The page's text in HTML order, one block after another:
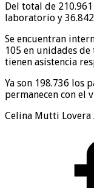
Del total de
laboratorio y
Se encuentran
105 en unidades
tienen asistencia
Ya son 198.736 los
permanecen con el
Celina Mutti Lovera